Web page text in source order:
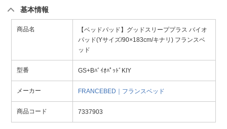
基本情報
商品名
【ベッドパッド】グッドスリーププラス バイオ
パッド(Yサイズ/90×183cm/キナリ) フランスベ
ッド
型番 GS+BﾊﾞｲｵﾊﾟｯﾄﾞKIY
メーカー FRANCEBED｜フランスベッド
商品コード 7337903